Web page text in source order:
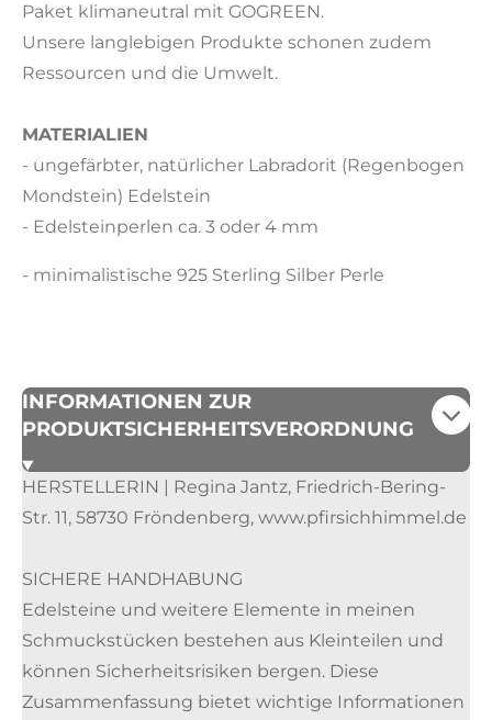
Paket klimaneutral mit GOGREEN.
Unsere langlebigen Produkte schonen zudem
Ressourcen und die Umwelt.
MATERIALIEN
- ungefärbter, natürlicher Labradorit (Regenbogen
Mondstein) Edelstein
- Edelsteinperlen ca. 3 oder 4 mm
- minimalistische 925 Sterling Silber Perle
INFORMATIONEN ZUR
PRODUKTSICHERHEITSVERORDNUNG
HERSTELLERIN | Regina Jantz, Friedrich-Bering-
Str. 11, 58730 Fröndenberg, www.pfirsichhimmel.de
SICHERE HANDHABUNG
Edelsteine und weitere Elemente in meinen
Schmuckstücken bestehen aus Kleinteilen und
können Sicherheitsrisiken bergen. Diese
Zusammenfassung bietet wichtige Informationen